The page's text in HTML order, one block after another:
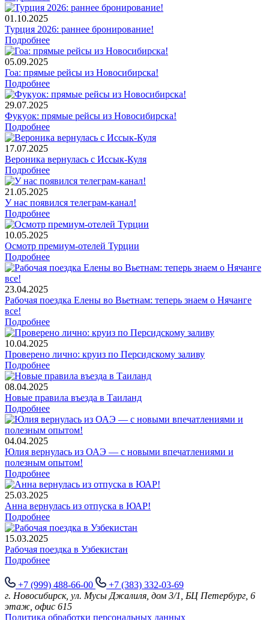
01.10.2025
Турция 2026: раннее бронирование!
Подробнее
05.09.2025
Гоа: прямые рейсы из Новосибирска!
Подробнее
29.07.2025
Фукуок: прямые рейсы из Новосибирска!
Подробнее
17.07.2025
Вероника вернулась с Иссык-Куля
Подробнее
21.05.2025
У нас появился телеграм-канал!
Подробнее
10.05.2025
Осмотр премиум-отелей Турции
Подробнее
23.04.2025
Рабочая поездка Елены во Вьетнам: теперь знаем о Нячанге
все!
Подробнее
10.04.2025
Проверено лично: круиз по Персидскому заливу
Подробнее
08.04.2025
Новые правила въезда в Таиланд
Подробнее
04.04.2025
Юлия вернулась из ОАЭ — с новыми впечатлениями и
полезным опытом!
Подробнее
25.03.2025
Анна вернулась из отпуска в ЮАР!
Подробнее
15.03.2025
Рабочая поездка в Узбекистан
Подробнее
+7 (999) 488-66-00
+7 (383) 332-03-69
г. Новосибирск, ул. Мусы Джалиля, дом 3/1, БЦ Петербург, 6
этаж, офис 615
Политика обработки персональных данных